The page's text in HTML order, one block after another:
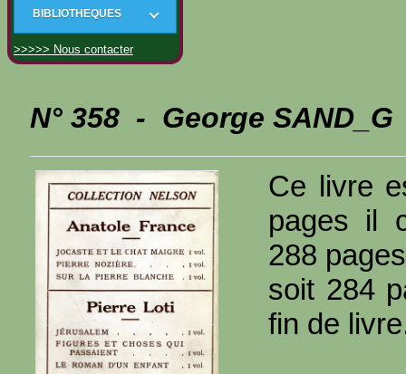
BIBLIOTHEQUES
>>>>> Nous contacter
N° 358 - George
Ce livre
pages il
288 pages
soit 284
fin de